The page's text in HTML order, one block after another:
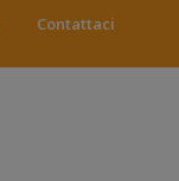
Contattaci